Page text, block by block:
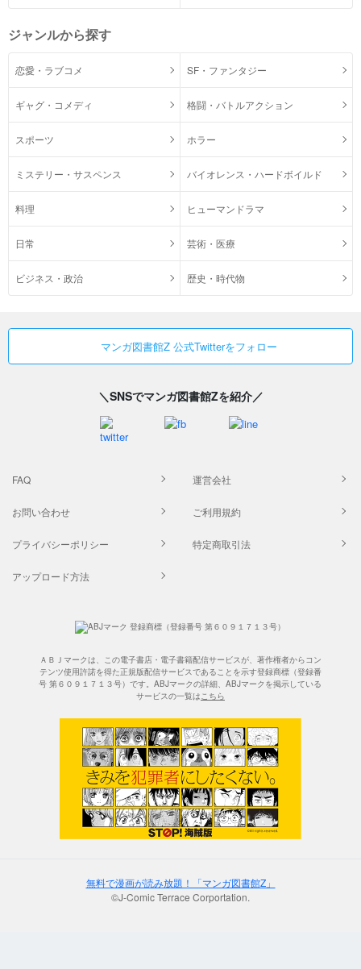
ジャンルから探す
恋愛・ラブコメ SF・ファンタジー
ギャグ・コメディ 格闘・バトルアクション
スポーツ ホラー
ミステリー・サスペンス バイオレンス・ハードボイルド
料理 ヒューマンドラマ
日常 芸術・医療
ビジネス・政治 歴史・時代物
マンガ図書館Z 公式Twitterをフォロー
＼SNSでマンガ図書館Zを紹介／
FAQ 運営会社
お問い合わせ ご利用規約
プライバシーポリシー 特定商取引法
アップロード方法
ＡＢＪマークは、この電子書店・電子書籍配信サービスが、著作権者からコン
テンツ使用許諾を得た正規版配信サービスであることを示す登録商標（登録番
号 第６０９１７１３号）です。ABJマークの詳細、ABJマークを掲示している
サービスの一覧はこちら
無料で漫画が読み放題！「マンガ図書館Z」
©J-Comic Terrace Corportation.